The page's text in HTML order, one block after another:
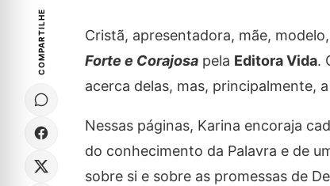
COMPARTILHE Cristã, apresentadora, mãe, modelo,
Forte e Corajosapela Editora Vida.
acerca delas, mas, principalmente,
Nessas páginas, Karina encoraja
do conhecimento da Palavra e de
sobre si e sobre as promessas de